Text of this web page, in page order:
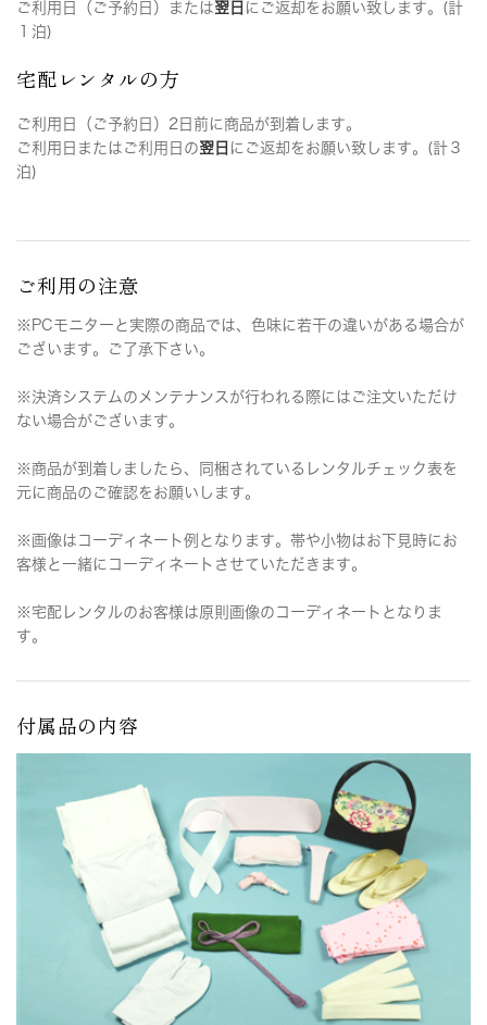
ご利用日（ご予約日）または翌日 にご返却をお願い致します。(計
１泊)
宅配レンタルの方
ご利用日（ご予約日）2日前に商品が到着します。
ご利用日またはご利用日の翌日 にご返却をお願い致します。(計３
泊)
ご利用の注意
※PCモニターと実際の商品では、色味に若干の違いがある場合が
ございます。ご了承下さい。
※決済システムのメンテナンスが行われる際にはご注文いただけ
ない場合がございます。
※商品が到着しましたら、同梱されているレンタルチェック表を
元に商品のご確認をお願いします。
※画像はコーディネート例となります。帯や小物はお下見時にお
客様と一緒にコーディネートさせていただきます。
※宅配レンタルのお客様は原則画像のコーディネートとなりま
す。
付属品の内容